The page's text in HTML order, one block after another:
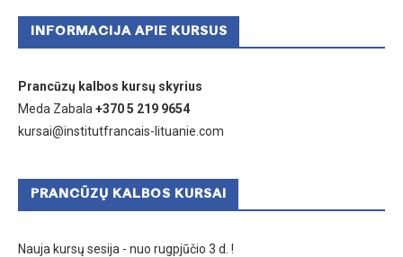
INFORMACIJA APIE KURSUS
Prancūzų kalbos kursų skyrius
Meda Zabala +370 5 219 9654
kursai@institutfrancais-lituanie.com
PRANCŪZŲ KALBOS KURSAI
Nauja kursų sesija - nuo rugpjūčio 3 d. !